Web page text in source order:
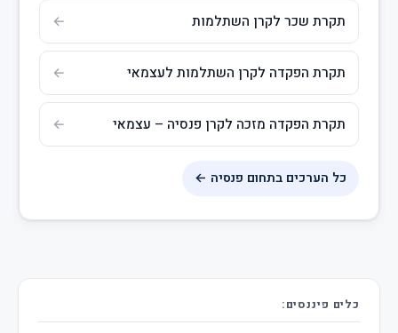
תקרת שכר לקרן השתלמות
תקרת הפקדה לקרן השתלמות לעצמאי
תקרת הפקדה מזכה לקרן פנסיה – עצמאי
כל הערכים בתחום פנסיה ←
כלים פיננסים: